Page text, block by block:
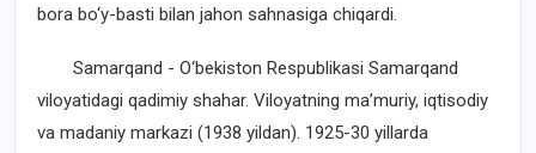
bora bo‘y-basti bilan jahon sahnasiga chiqardi.
Samarqand - O‘bekiston Respublikasi Samarqand
viloyatidagi qadimiy shahar. Viloyatning ma’muriy, iqtisodiy
va madaniy markazi (1938 yildan). 1925-30 yillarda